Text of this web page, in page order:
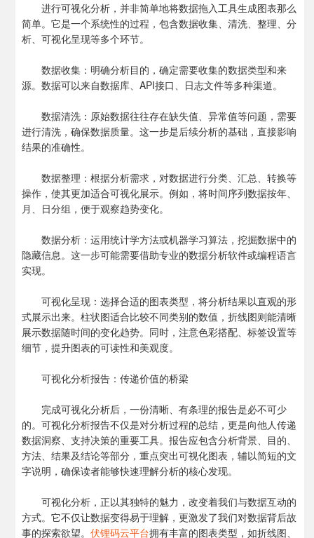
进行可视化分析，并非简单地将数据拖入工具生成图表那么
简单。它是一个系统性的过程，包含数据收集、清洗、整理、分
析、可视化呈现等多个环节。
数据收集：明确分析目的，确定需要收集的数据类型和来
源。数据可以来自数据库、API接口、日志文件等多种渠道。
数据清洗：原始数据往往存在缺失值、异常值等问题，需要
进行清洗，确保数据质量。这一步是后续分析的基础，直接影响
结果的准确性。
数据整理：根据分析需求，对数据进行分类、汇总、转换等
操作，使其更加适合可视化展示。例如，将时间序列数据按年、
月、日分组，便于观察趋势变化。
数据分析：运用统计学方法或机器学习算法，挖掘数据中的
隐藏信息。这一步可能需要借助专业的数据分析软件或编程语言
实现。
可视化呈现：选择合适的图表类型，将分析结果以直观的形
式展示出来。柱状图适合比较不同类别的数值，折线图则能清晰
展示数据随时间的变化趋势。同时，注意色彩搭配、标签设置等
细节，提升图表的可读性和美观度。
可视化分析报告：传递价值的桥梁
完成可视化分析后，一份清晰、有条理的报告是必不可少
的。可视化分析报告不仅是对分析过程的总结，更是向他人传递
数据洞察、支持决策的重要工具。报告应包含分析背景、目的、
方法、结果及结论等部分，重点突出可视化图表，辅以简短的文
字说明，确保读者能够快速理解分析的核心发现。
可视化分析，正以其独特的魅力，改变着我们与数据互动的
方式。它不仅让数据变得易于理解，更激发了我们对数据背后故
事的探索欲望。 伏锂码云平台拥有丰富的图表类型，如折线图、